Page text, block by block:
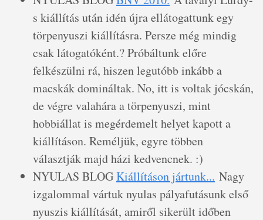
s kiállítás után idén újra ellátogattunk egy
törpenyuszi kiállításra. Persze még mindig
csak látogatóként.? Próbáltunk előre
felkészülni rá, hiszen legutóbb inkább a
macskák domináltak. No, itt is voltak jócskán,
de végre valahára a törpenyuszi, mint
hobbiállat is megérdemelt helyet kapott a
kiállításon. Reméljük, egyre többen
választják majd házi kedvencnek. :)
NYULAS BLOGKiállításon jártunk... Nagy
izgalommal vártuk nyulas pályafutásunk első
nyuszis kiállítását, amiről sikerült időben